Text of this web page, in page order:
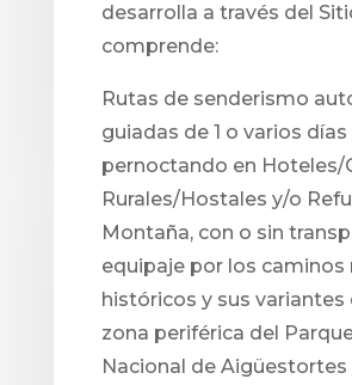
desarrolla a través del
comprende:
Rutas de senderismo
guiadas de 1 o varios días
pernoctando en Hoteles/
Rurales/Hostales y/o
Montaña, con o sin
equipaje por los caminos
históricos y sus variantes
zona periférica del
Nacional de Aigüestortes